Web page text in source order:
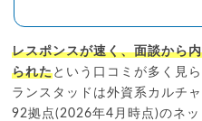
レスポンスが速く、面談から
られたという口コミが多く見ら
ランスタッドは外資系カルチ
92拠点(2026年4月時点)のネ